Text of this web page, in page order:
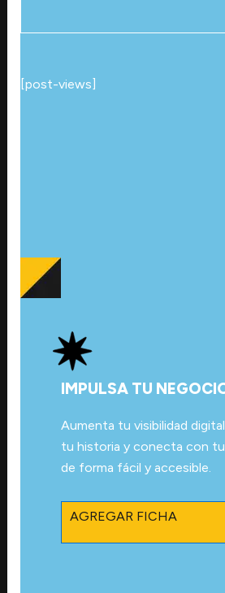
[post-views]
IMPULSA TU
Aumenta tu visibilidad
tu historia y conecta con
de forma fácil y accesible.
AGREGAR FICHA